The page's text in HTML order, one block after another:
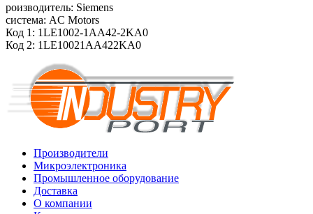
роизводитель: Siemens
система: AC Motors
Код 1: 1LE1002-1AA42-2KA0
Код 2: 1LE10021AA422KA0
Производители
Микроэлектроника
Промышленное оборудование
Доставка
О компании